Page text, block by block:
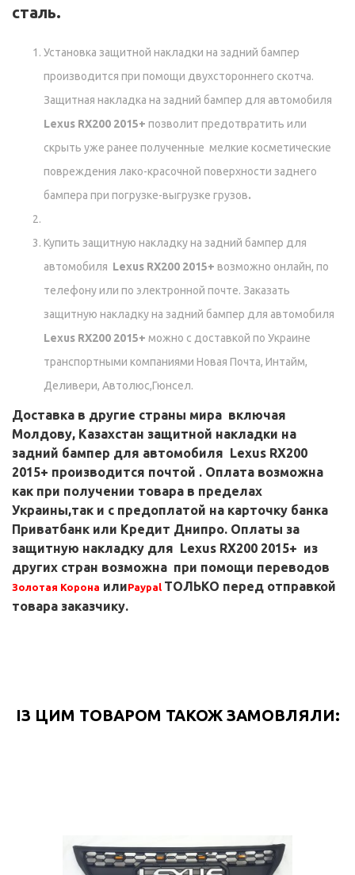
сталь.
Установка защитной накладки на задний бампер
производится при помощи двухстороннего скотча.
Защитная накладка на задний бампер для автомобиля
Lexus RX200 2015+ позволит предотвратить или
скрыть уже ранее полученные мелкие косметические
повреждения лако-красочной поверхности заднего
бампера при погрузке-выгрузке грузов.
Купить защитную накладку на задний бампер для
автомобиля Lexus RX200 2015+ возможно онлайн, по
телефону или по электронной почте. Заказать
защитную накладку на задний бампер для автомобиля
Lexus RX200 2015+ можно с доставкой по Украине
транспортными компаниями Новая Почта, Интайм,
Деливери, Автолюс,Гюнсел.
Доставка в другие страны мира включая
Молдову, Казахстан защитной накладки на
задний бампер для автомобиля Lexus RX200
2015+ производится почтой . Оплата возможна
как при получении товара в пределах
Украины,так и с предоплатой на карточку банка
Приватбанк или Кредит Днипро. Оплаты за
защитную накладку для Lexus RX200 2015+ из
других стран возможна при помощи переводов
Золотая Корона илиPaypal ТОЛЬКО перед отправкой
товара заказчику.
ІЗ ЦИМ ТОВАРОМ ТАКОЖ ЗАМОВЛЯЛИ: